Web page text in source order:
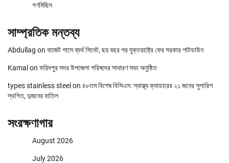
গণমিছিল
সাম্প্রতিক মন্তব্য
Abdullag on বাজেট পাসে ব্যর্থ সিনেট, ছয় বছর পর যুক্তরাষ্ট্রে ফের সরকার শাটডাউন
Kamalon ফরিদপুর সদর উপজেলা পরিষদের সাধারণ সভা অনুষ্ঠিত
types stainless steelon ৪৮তম বিশেষ বিসিএস: স্বাস্থ্য ক্যাডারের ২১ জনের সুপারিশ
স্থগিত, দুজনের বাতিল
সংরক্ষণাগার
August 2026
July 2026